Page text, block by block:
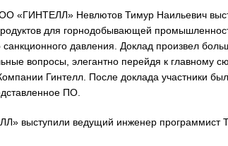
«ГИНТЕЛЛ» Невлютов Тимур Наильевич
для горнодобывающей
давления. Доклад произвел
вопросы, элегантно перейдя к главному
Гинтелл. После доклада участники
ПО.
выступили ведущий инженер